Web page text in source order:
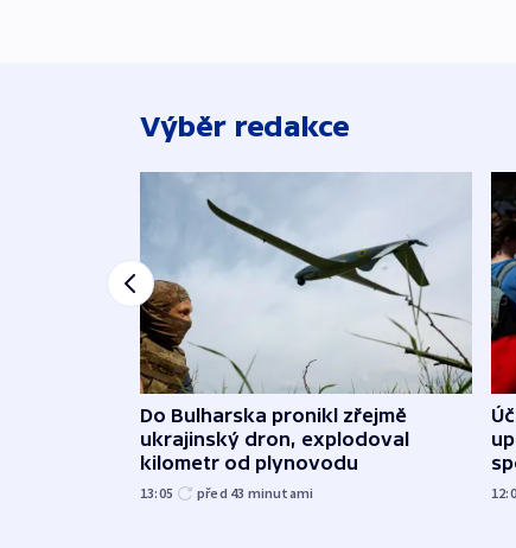
Výběr redakce
Do Bulharska pronikl zřejmě
ukrajinský dron, explodoval
kilometr od plynovodu
13:05 před 43 minutami